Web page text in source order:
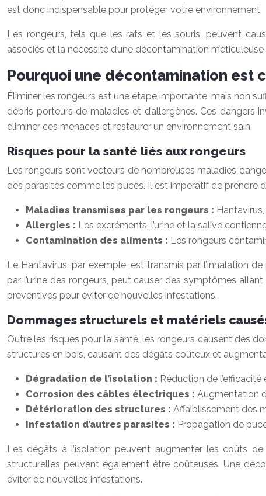
est donc indispensable pour protéger votre environnement.
Les rongeurs, tels que les rats et les souris, peuvent
associés et la nécessité d’une décontamination
Pourquoi une décontamination est
Éliminer les rongeurs est une étape importante, mais non
débris porteurs de maladies et d’allergènes. Ces
éliminer ces menaces et restaurer un environnement sain.
Risques pour la santé liés aux rongeurs
Les rongeurs sont vecteurs de nombreuses maladies
des parasites comme les puces. Il est impératif de prendre
Maladies transmises par les rongeurs :
Allergies : Les excréments, l’urine et la salive
Contamination des aliments : Les rongeurs
Le Hantavirus, par exemple, est transmis par l’inhalation
par l’urine des rongeurs, peut causer des symptômes
préventives pour éviter de nouvelles infestations.
Dommages structurels et matériels
Outre les risques pour la santé, les rongeurs causent des
structures en bois, causant des dégâts coûteux et
Dégradation de l’isolation : Réduction de
Corrosion des câbles électriques : Augmentation
Détérioration des structures : Affaiblissement des
Infestation d’autres parasites : Propagation de
Les dégâts à l’isolation peuvent augmenter les coûts
structurelles peuvent également être coûteuses. Une
éviter de nouvelles infestations.